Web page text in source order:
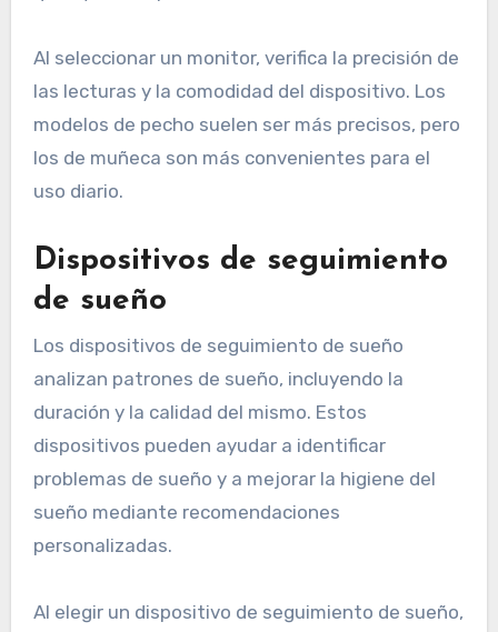
Al seleccionar un monitor, verifica la precisión de
las lecturas y la comodidad del dispositivo. Los
modelos de pecho suelen ser más precisos, pero
los de muñeca son más convenientes para el
uso diario.
Dispositivos de seguimiento
de sueño
Los dispositivos de seguimiento de sueño
analizan patrones de sueño, incluyendo la
duración y la calidad del mismo. Estos
dispositivos pueden ayudar a identificar
problemas de sueño y a mejorar la higiene del
sueño mediante recomendaciones
personalizadas.
Al elegir un dispositivo de seguimiento de sueño,